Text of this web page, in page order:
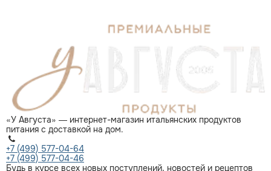
«У Августа» — интернет-магазин итальянских продуктов
питания с доставкой на дом.
+7 (499) 577-04-64
+7 (499) 577-04-46
Будь в курсе всех новых поступлений, новостей и рецептов